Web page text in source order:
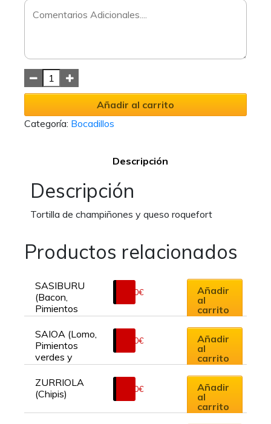
Añadir al carrito
Categoría: Bocadillos
Descripción
Descripción
Tortilla de champiñones y queso roquefort
Productos relacionados
SASIBURU
(Bacon,
Pimientos
Verdes y
Queso)
6.50€
Añadir
al
carrito
SAIOA (Lomo,
Pimientos
verdes y
Queso)
6.00€
Añadir
al
carrito
ZURRIOLA
(Chipis)
7.50€
Añadir
al
carrito